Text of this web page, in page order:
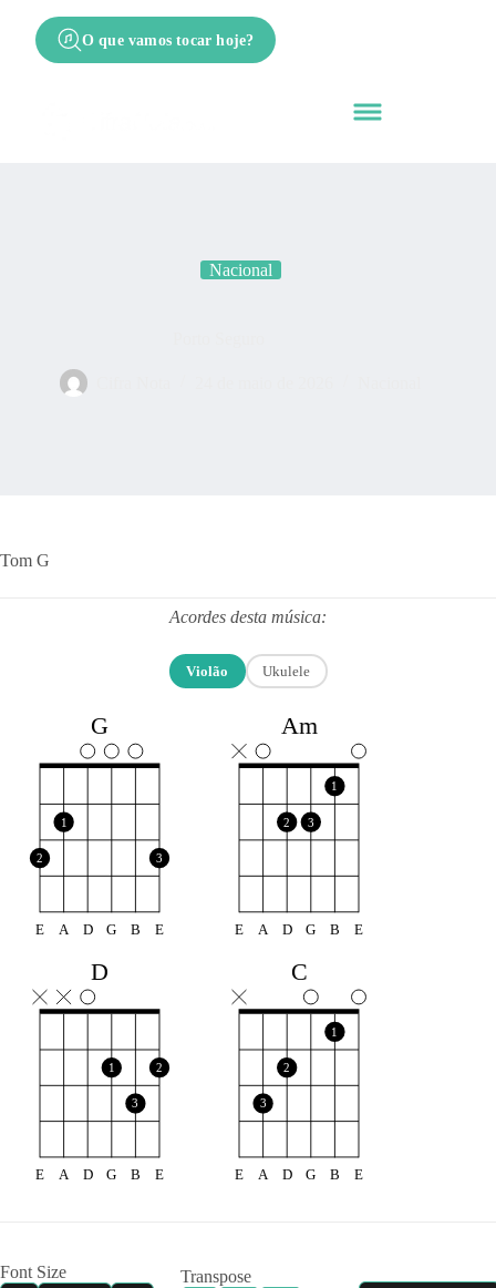
O que vamos tocar hoje?
Nacional
Tom G
Acordes desta música:
Violão Ukulele
G
2
1
3
E A D G B E
Am
2 3
1
E A D G B E
D
1
3
2
E A D G B E
C
3
2
1
E A D G B E
Font Size
Transpose